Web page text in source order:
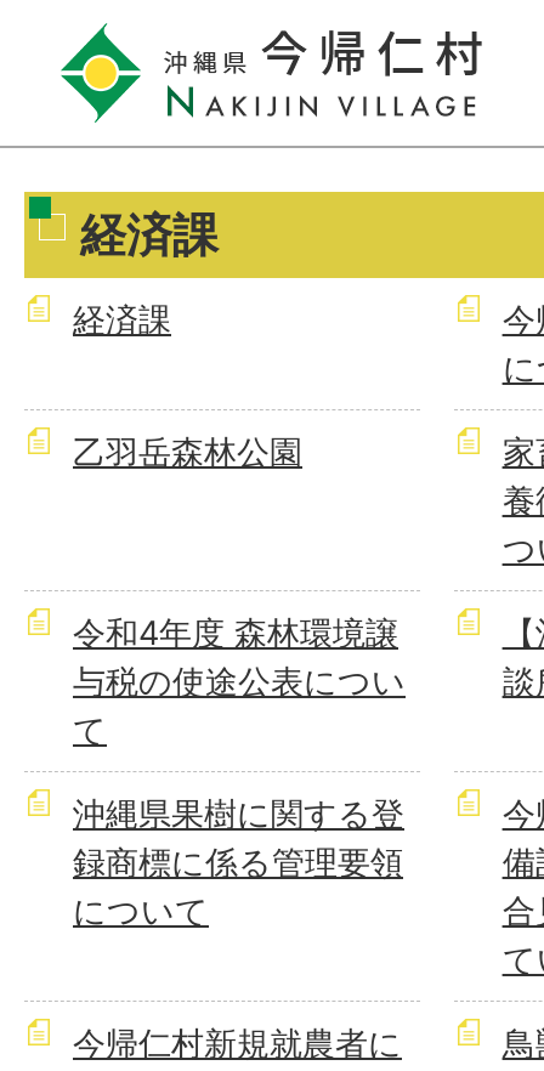
経済課
経済課
今
乙羽岳森林公園
令和4年度 森林環境譲
与税の使途公表につい
て
談
沖縄県果樹に関する登
録商標に係る管理要領
について
今
備
合
今帰仁村新規就農者に
鳥